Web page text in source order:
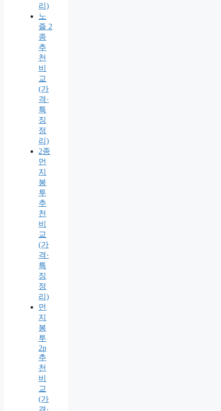
리)
노
즐 2
종
추
천
비
교
(가
격·
특
징
정
리)
2종
먼
지
봉
투
추
천
비
교
(가
격·
특
징
정
리)
먼
지
봉
투
2p
추
천
비
교
(가
격·